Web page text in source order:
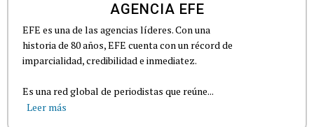
AGENCIA EFE
EFE es una de las agencias líderes. Con una
historia de 80 años, EFE cuenta con un récord de
imparcialidad, credibilidad e inmediatez.
Es una red global de periodistas que reúne...
Leer más